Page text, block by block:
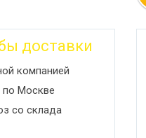
доставки
компанией
по Москве
со склада